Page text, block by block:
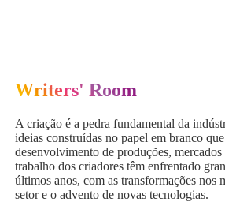
Writers' Room
A criação é a pedra fundamental da
ideias construídas no papel em branco
desenvolvimento de produções, mercados
trabalho dos criadores têm enfrentado
últimos anos, com as transformações nos
setor e o advento de novas tecnologias.